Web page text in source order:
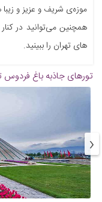
موزه‌ی شریف و عزیز و زیبا
همچنین می‌توانید در
های تهران را ببینید.
تورهای جاذبهباغ فردوس
‹